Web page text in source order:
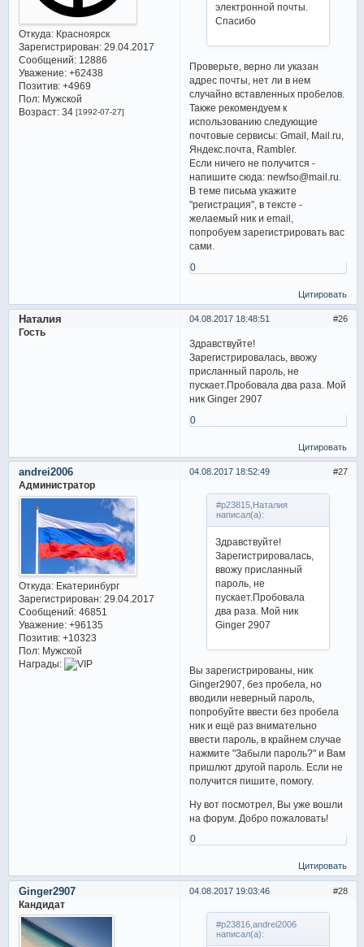
Откуда:Красноярск
Зарегистрирован: 29.04.2017
Сообщений:12886
Уважение: +62438
Позитив: +4969
Пол:Мужской
Возраст:34 [1992-07-27]
электронной почты.
Спасибо
Проверьте, верно ли указан
адрес почты, нет ли в нем
случайно вставленных пробелов.
Также рекомендуем к
использованию следующие
почтовые сервисы: Gmail, Mail.ru,
Яндекс.почта, Rambler.
Если ничего не получится -
напишите сюда: newfso@mail.ru.
В теме письма укажите
"регистрация", в тексте -
желаемый ник и email,
попробуем зарегистрировать вас
сами.
0
Цитировать
26
04.08.2017 18:48:51
Наталия
Гость
Здравствуйте!
Зарегистрировалась, ввожу
присланный пароль, не
пускает.Пробовала два раза. Мой
ник Ginger 2907
0
Цитировать
27
04.08.2017 18:52:49
andrei2006
Администратор
Откуда:Екатеринбург
Зарегистрирован: 29.04.2017
Сообщений:46851
Уважение: +96135
Позитив: +10323
Пол:Мужской
Награды:
#p23815,Наталия
написал(а):
Здравствуйте!
Зарегистрировалась,
ввожу присланный
пароль, не
пускает.Пробовала
два раза. Мой ник
Ginger 2907
Вы зарегистрированы, ник
Ginger2907, без пробела, но
вводили неверный пароль,
попробуйте ввести без пробела
ник и ещё раз внимательно
ввести пароль, в крайнем случае
нажмите "Забыли пароль?" и Вам
пришлют другой пароль. Если не
получится пишите, помогу.
Ну вот посмотрел, Вы уже вошли
на форум. Добро пожаловать!
0
Цитировать
28
04.08.2017 19:03:46
Ginger2907
Кандидат
#p23816,andrei2006
написал(а):